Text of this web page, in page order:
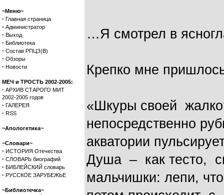
~Меню~
· Главная страница
· Администратор
· Выход
· Библиотека
· Состав РПЦЗ(В)
· Обзоры
· Новости
МЕЧ и ТРОСТЬ 2002-2005:
· АРХИВ СТАРОГО МИТ
2002-2005 годов
· ГАЛЕРЕЯ
· RSS
~Апологетика~
~Словари~
· ИСТОРИЯ Отечества
· СЛОВАРЬ биографий
· БИБЛЕЙСКИЙ словарь
· РУССКОЕ ЗАРУБЕЖЬЕ
~Библиотечка~
…Я смотрел в
Крепко мне
«Шкуры своей
непосредственно
акватории
Душа – как тесто,
мальчишки: лепи,